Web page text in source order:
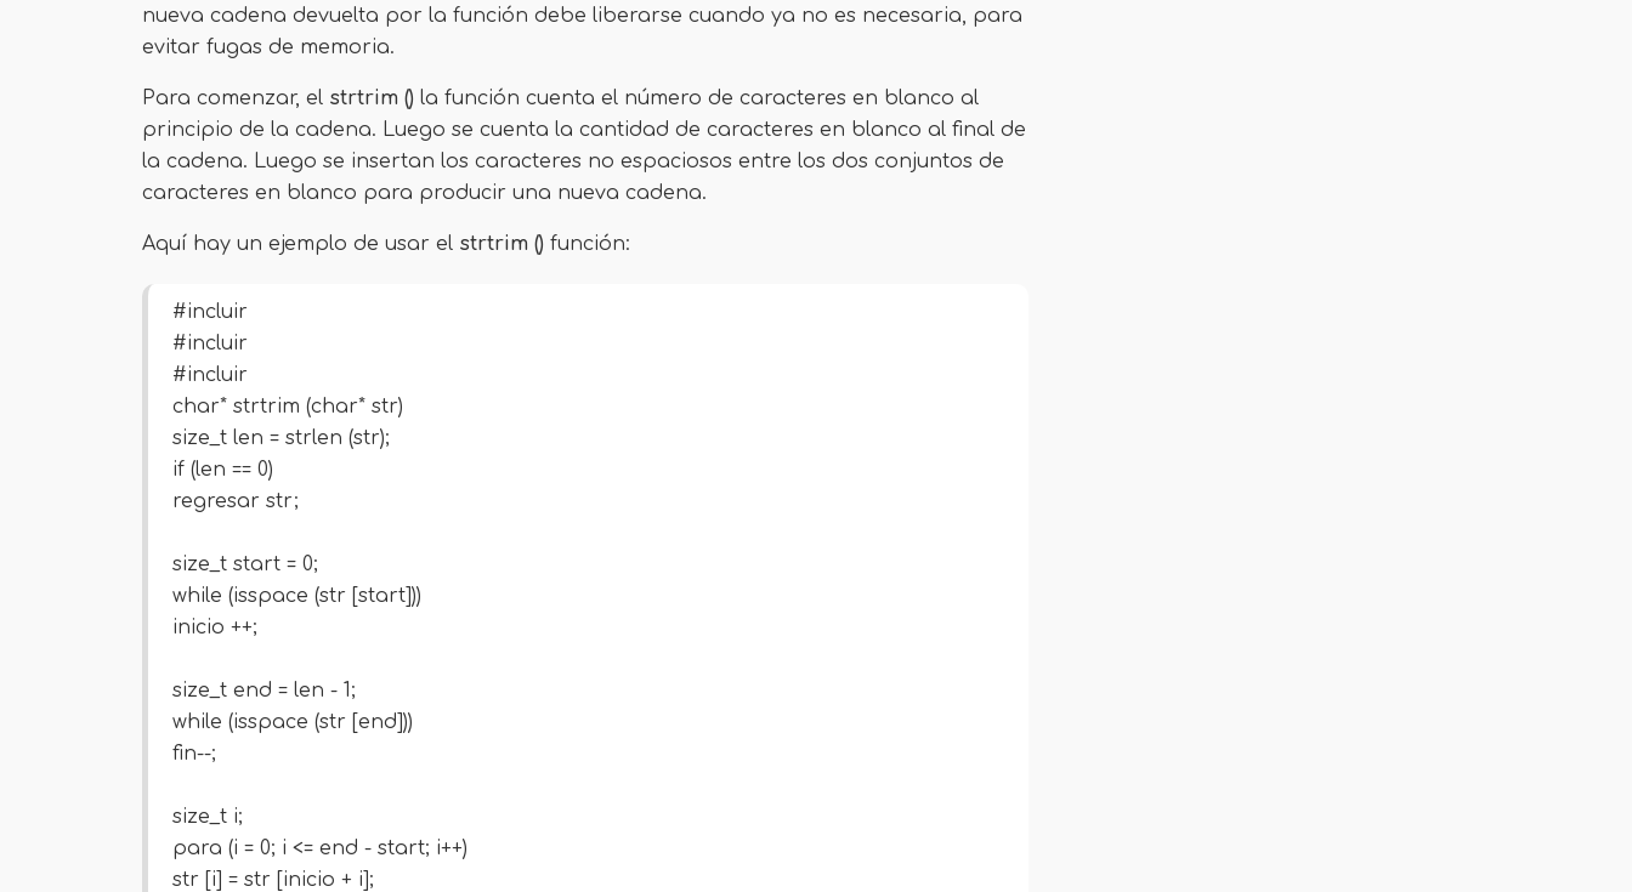
nueva cadena devuelta por la función debe liberarse cuando ya no es necesaria, para
evitar fugas de memoria.
Para comenzar, el strtrim () la función cuenta el número de caracteres en blanco al
principio de la cadena. Luego se cuenta la cantidad de caracteres en blanco al final de
la cadena. Luego se insertan los caracteres no espaciosos entre los dos conjuntos de
caracteres en blanco para producir una nueva cadena.
Aquí hay un ejemplo de usar el strtrim () función:
#incluir
#incluir
#incluir
char* strtrim (char* str)
size_t len ​​= strlen (str);
if (len == 0)
regresar str;
size_t start = 0;
while (isspace (str [start]))
inicio ++;
size_t end = len - 1;
while (isspace (str [end]))
fin--;
size_t i;
para (i = 0; i <= end - start; i++)
str [i] = str [inicio + i];